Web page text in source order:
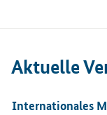
Aktuelle
Internationales
Öffnet Einzelsicht